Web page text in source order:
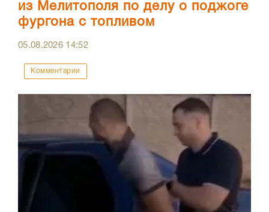
из Мелитополя по делу о поджоге
фургона с топливом
05.08.2026 14:52
Комментарии